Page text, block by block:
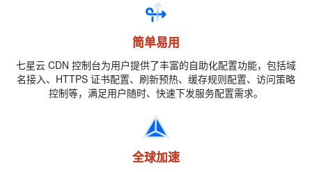
简单易用
七星云 CDN 控制台为用户提供了丰富的自助化配置功能，包括域
名接入、HTTPS 证书配置、刷新预热、缓存规则配置、访问策略
控制等，满足用户随时、快速下发服务配置需求。
全球加速